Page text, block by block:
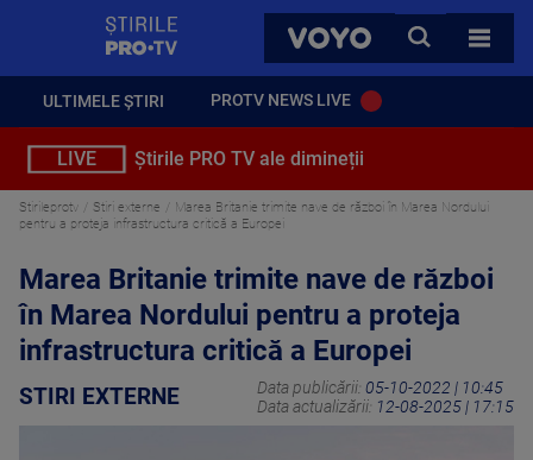
VOYO
CAUTA
TOATE
ULTIMELE ȘTIRI PROTV NEWS LIVE
LIVE Știrile PRO TV ale dimineții
Stirileprotv Stiri externe
Marea Britanie trimite nave de război în Marea Nordului
pentru a proteja infrastructura critică a Europei
Marea Britanie trimite nave de război
în Marea Nordului pentru a proteja
infrastructura critică a Europei
STIRI EXTERNE Data publicării: 05-10-2022 | 10:45
Data actualizării: 12-08-2025 | 17:15